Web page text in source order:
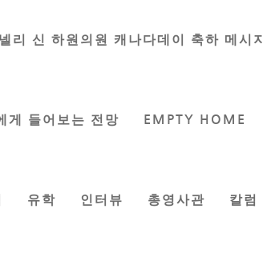
넬리 신 하원의원 캐나다데이 축하 메시지
게 들어보는 전망 EMPTY HOME
유학 인터뷰 총영사관 칼럼